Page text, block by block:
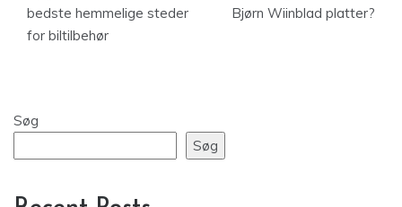
bedste hemmelige steder
for biltilbehør
Bjørn Wiinblad platter?
Søg
Søg